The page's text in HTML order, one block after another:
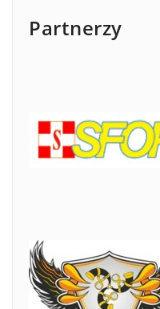
Partnerzy